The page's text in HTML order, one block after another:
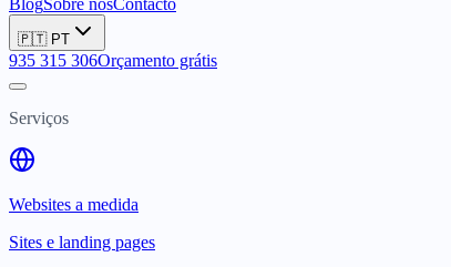
BlogSobre nósContacto
🇵🇹 PT
935 315 306Orçamento grátis
Serviços
Websites a medida
Sites e landing pages